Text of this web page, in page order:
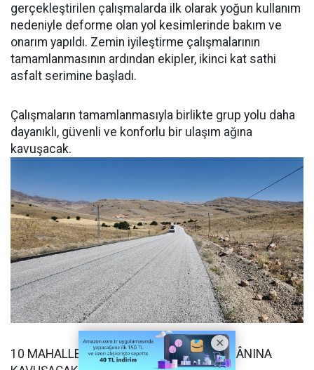
gerçekleştirilen çalışmalarda ilk olarak yoğun kullanım
nedeniyle deforme olan yol kesimlerinde bakım ve
onarım yapıldı. Zemin iyileştirme çalışmalarının
tamamlanmasının ardından ekipler, ikinci kat sathi
asfalt serimine başladı.
Çalışmaların tamamlanmasıyla birlikte grup yolu daha
dayanıklı, güvenli ve konforlu bir ulaşım ağına
kavuşacak.
10 MAHALLE DAHA GÜVENLİ ULAŞIM İMKÂNINA